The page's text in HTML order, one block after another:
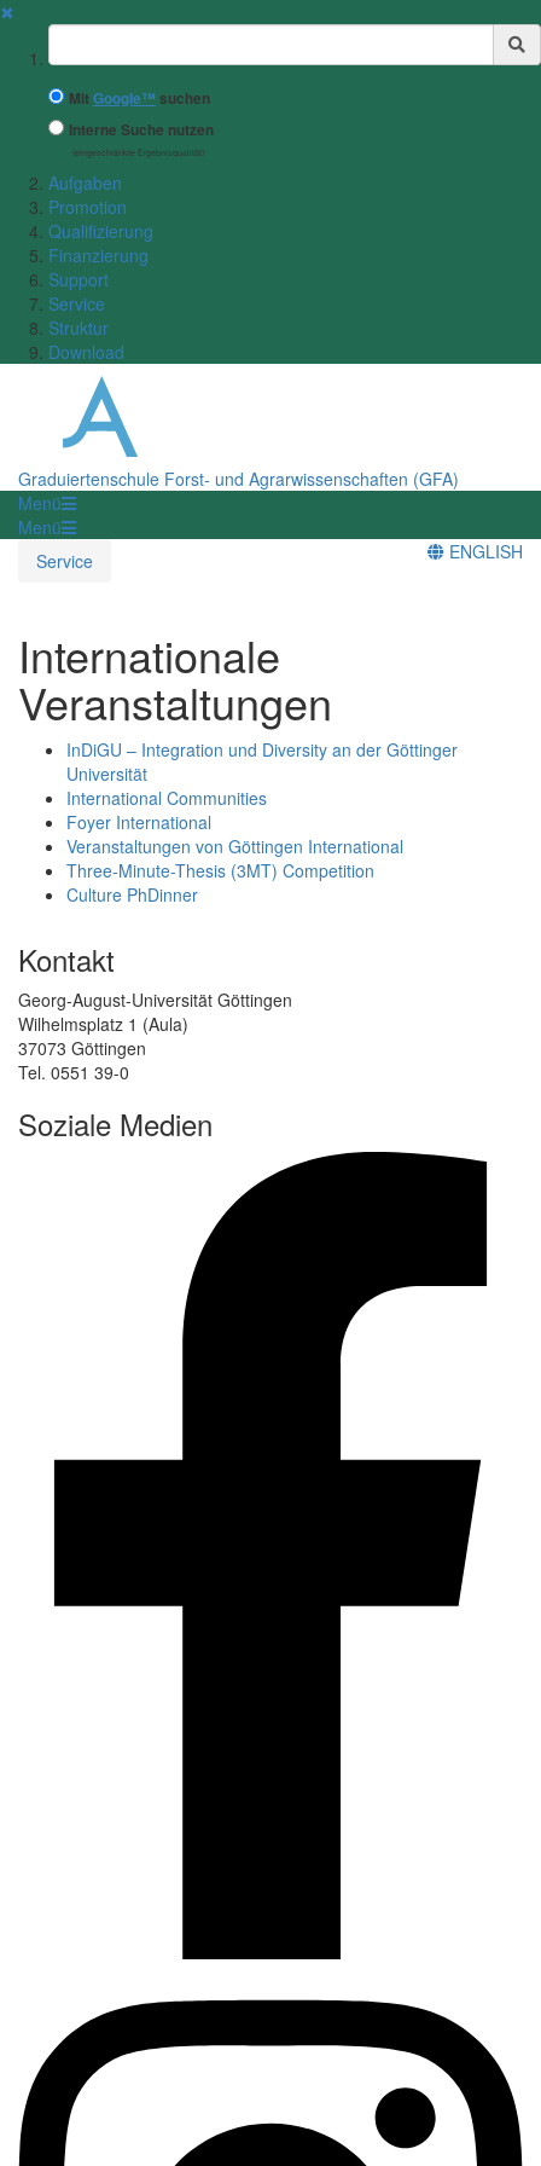
✖
Suchbegriff
MitGoogle™ suchen
Interne Suche nutzen
(eingeschränkte Ergebnisqualität)
Aufgaben
Promotion
Qualifizierung
Finanzierung
Support
Service
Struktur
Download
Graduiertenschule Forst- und Agrarwissenschaften (GFA)
Menü
Menü
Service
ENGLISH
Internationale
Veranstaltungen
InDiGU – Integration und Diversity an der Göttinger
Universität
International Communities
Foyer International
Veranstaltungen von Göttingen International
Three-Minute-Thesis (3MT) Competition
Culture PhDinner
Kontakt
Georg-August-Universität Göttingen
Wilhelmsplatz 1 (Aula)
37073 Göttingen
Tel. 0551 39-0
Soziale Medien